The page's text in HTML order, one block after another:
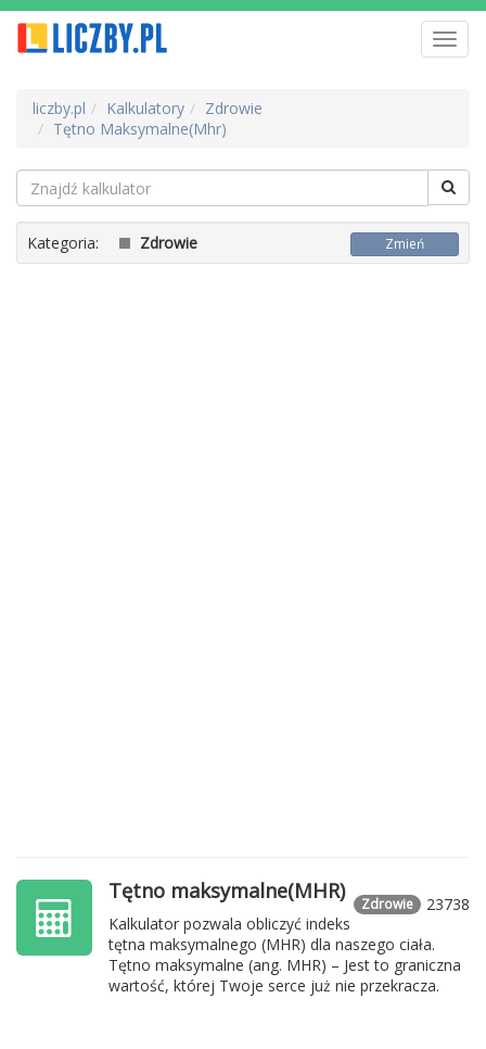
liczby.pl Kalkulatory
Zdrowie
Tętno Maksymalne(Mhr)
Kategoria: Zdrowie Zmień
23738
Zdrowie
Tętno maksymalne(MHR)
Kalkulator pozwala obliczyć indeks
tętna maksymalnego (MHR) dla naszego ciała.
Tętno maksymalne (ang. MHR) – Jest to graniczna
wartość, której Twoje serce już nie przekracza.